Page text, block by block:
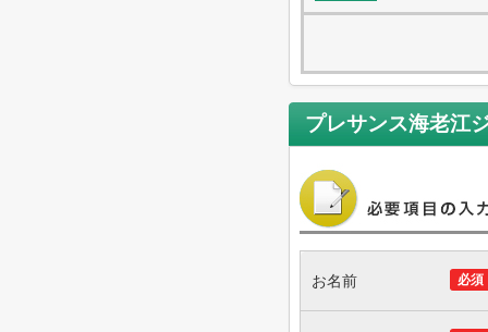
プレサンス海老江
必須
お名前